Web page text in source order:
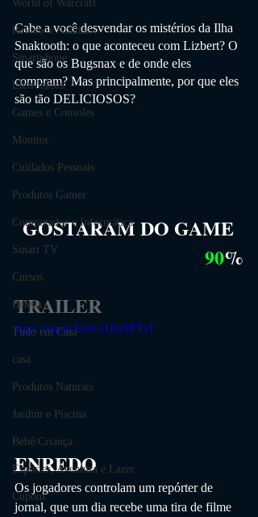
World of Warcraft
Review e Análise
Smartphone
Eletrônicos
Games e Consoles
Monitor
Cuidados Pessoais
Produtos Gamer
Computador e Informática
Smart TV
Cursos
Beleza
Tudo em Casa
casa
Produtos Naturais
Jardim e Piscina
Bebê/Criança
Esportes, Aventura e Lazer
Cupom
Cabe a você desvendar os mistérios da Ilha
Snaktooth: o que aconteceu com Lizbert? O
que são os Bugsnax e de onde eles
compram? Mas principalmente, por que eles
são tão DELICIOSOS?
GOSTARAM DO GAME
90%
TRAILER
https://youtu.be/6-v1BxSETvI
ENREDO
Os jogadores controlam um repórter de
jornal, que um dia recebe uma tira de filme